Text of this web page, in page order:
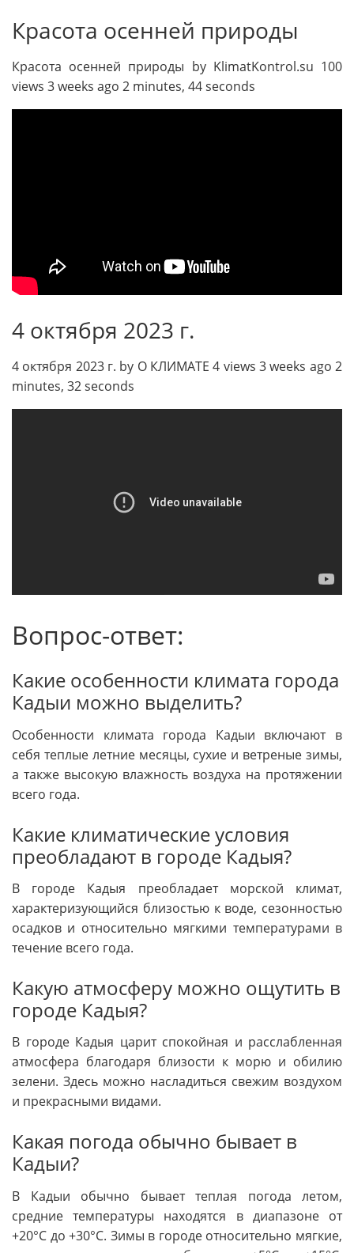
Красота осенней природы
Красота осенней природы by KlimatKontrol.su 100
views 3 weeks ago 2 minutes, 44 seconds
4 октября 2023 г.
4 октября 2023 г. by О КЛИМАТЕ 4 views 3 weeks ago 2
minutes, 32 seconds
Вопрос-ответ:
Какие особенности климата города
Кадыи можно выделить?
Особенности климата города Кадыи включают в
себя теплые летние месяцы, сухие и ветреные зимы,
а также высокую влажность воздуха на протяжении
всего года.
Какие климатические условия
преобладают в городе Кадыя?
В городе Кадыя преобладает морской климат,
характеризующийся близостью к воде, сезонностью
осадков и относительно мягкими температурами в
течение всего года.
Какую атмосферу можно ощутить в
городе Кадыя?
В городе Кадыя царит спокойная и расслабленная
атмосфера благодаря близости к морю и обилию
зелени. Здесь можно насладиться свежим воздухом
и прекрасными видами.
Какая погода обычно бывает в
Кадыи?
В Кадыи обычно бывает теплая погода летом,
средние температуры находятся в диапазоне от
+20°C до +30°C. Зимы в городе относительно мягкие,